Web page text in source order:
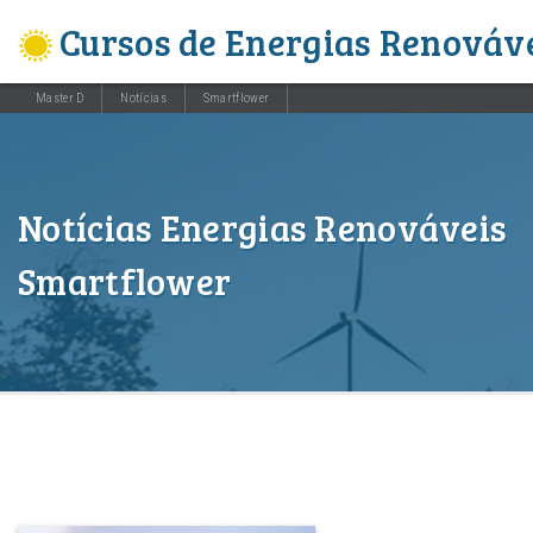
Cursos de Energias
Master D Notícias Smartflower
Notícias Energias Renováveis
Smartflower